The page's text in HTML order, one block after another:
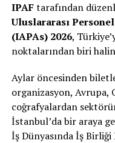
IPAFtarafından
Uluslararası
(IAPAs) 2026,
noktalarından biri
Aylar öncesinden
organizasyon, Avrupa,
coğrafyalardan
İstanbul’da bir araya
İş Dünyasında İş